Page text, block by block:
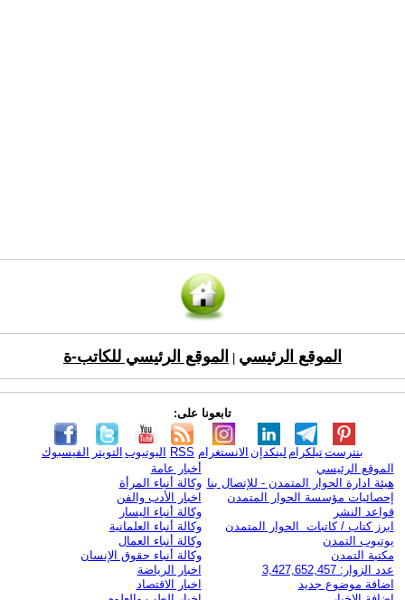
الموقع الرئيسي الموقع الرئيسي للكاتب-ة
تابعونا على:
الفيسبوك التويتر اليوتيوب RSS الانستغرام لينكدإن تيلكرامبنترست
الموقع الرئيسي
هيئة ادارة الحوار المتمدن - للإتصال بنا
إحصائيات مؤسسة الحوار المتمدن
قواعد النشر
ابرز كتاب / كاتبات الحوار المتمدن
يوتيوب التمدن
مكتبة التمدن
عدد الزوار: 3,427,652,457
اضافة موضوع جديد
أخبار عامة
وكالة أنباء المرأة
اخبار الأدب والفن
وكالة أنباء اليسار
وكالة أنباء العلمانية
وكالة أنباء العمال
وكالة أنباء حقوق الإنسان
اخبار الرياضة
اخبار الاقتصاد